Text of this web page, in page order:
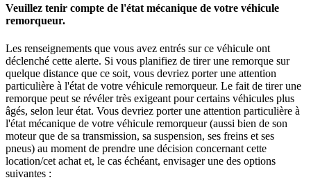
Veuillez tenir compte de l'état mécanique de votre véhicule
remorqueur.
Les renseignements que vous avez entrés sur ce véhicule ont
déclenché cette alerte. Si vous planifiez de tirer une remorque sur
quelque distance que ce soit, vous devriez porter une attention
particulière à l'état de votre véhicule remorqueur. Le fait de tirer une
remorque peut se révéler très exigeant pour certains véhicules plus
âgés, selon leur état. Vous devriez porter une attention particulière à
l'état mécanique de votre véhicule remorqueur (aussi bien de son
moteur que de sa transmission, sa suspension, ses freins et ses
pneus) au moment de prendre une décision concernant cette
location/cet achat et, le cas échéant, envisager une des options
suivantes :